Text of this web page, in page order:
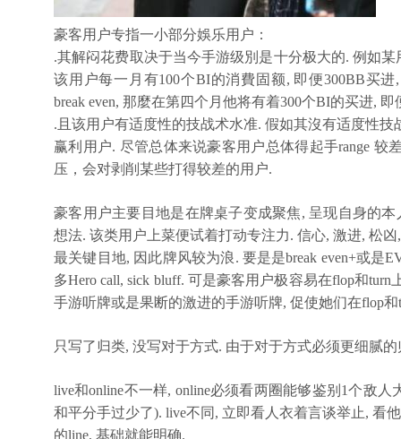
豪客用户专指一小部分娛乐用户：
.其解闷花费取决于当今手游级別是十分极大的. 例如
该用户每一月有100个BI的消費固额, 即便300BB买
break even, 那麼在第四个月他将有着300个BI的买进,
.且该用户有适度性的技战术水准. 假如其沒有适度性
赢利用户. 尽管总体来说豪客用户总体得起手range
压，会对剥削某些打得较差的用户.
豪客用户主要目地是在牌桌子变成聚焦, 呈现自身的
想法. 该类用户上菜便试着打动专注力. 信心, 激进, 松
最关键目地, 因此牌风较为浪. 要是是break even+或是
多Hero call, sick bluff. 可是豪客用户极容易在flop和
手游听牌或是果断的激进的手游听牌, 促使她们在flop和
只写了归类, 没写对于方式. 由于对于方式必须更细腻的
live和online不一样, online必须看两圈能够鉴别1个敌
和平分手过少了). live不同, 立即看人衣着言谈举止, 看
的line, 基础就能明确.